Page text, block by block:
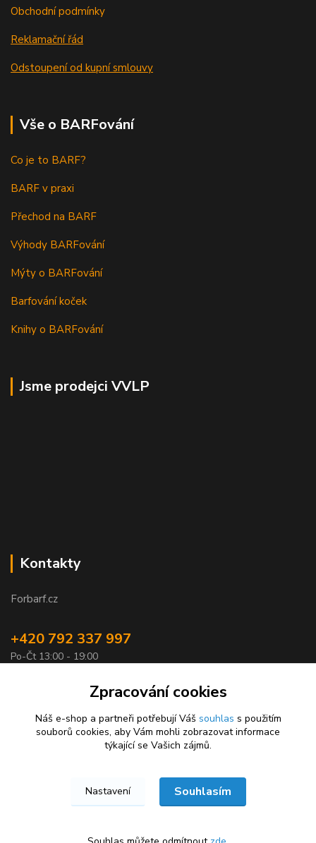
Obchodní podmínky
Reklamační řád
Odstoupení od kupní smlouvy
Vše o BARFování
Co je to BARF?
BARF v praxi
Přechod na BARF
Výhody BARFování
Mýty o BARFování
Barfování koček
Knihy o BARFování
Jsme prodejci VVLP
Kontakty
Forbarf.cz
+420 792 337 997
Po-Čt 13:00 - 19:00
objednavky@forbarf.cz
Forbarf.cz © 2026
Zpracování cookies
Náš e-shop a partneři potřebují Váš souhlas s použitím
souborů cookies, aby Vám mohli zobrazovat informace
týkající se Vašich zájmů.
Nastavení Souhlasím